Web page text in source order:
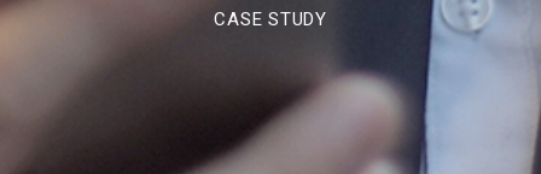
CASE STUDY